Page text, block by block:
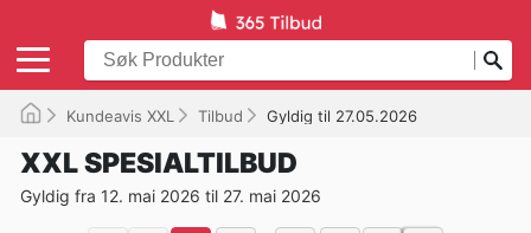
Kundeavis XXL Tilbud Gyldig til 27.05.2026
XXL SPESIALTILBUD
Gyldig fra 12. mai 2026 til 27. mai 2026